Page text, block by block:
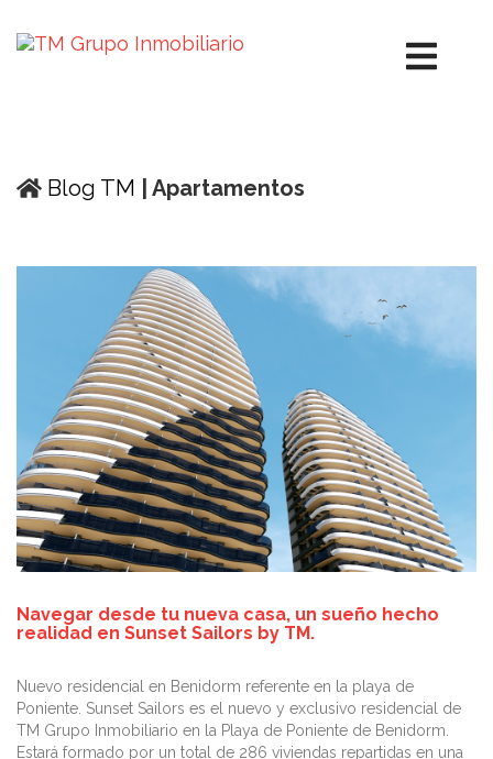
Blog TM | Apartamentos
Navegar desde tu nueva casa, un sueño hecho
realidad en Sunset Sailors by TM.
Nuevo residencial en Benidorm referente en la playa de
Poniente. Sunset Sailors es el nuevo y exclusivo residencial de
TM Grupo Inmobiliario en la Playa de Poniente de Benidorm.
Estará formado por un total de 286 viviendas repartidas en una